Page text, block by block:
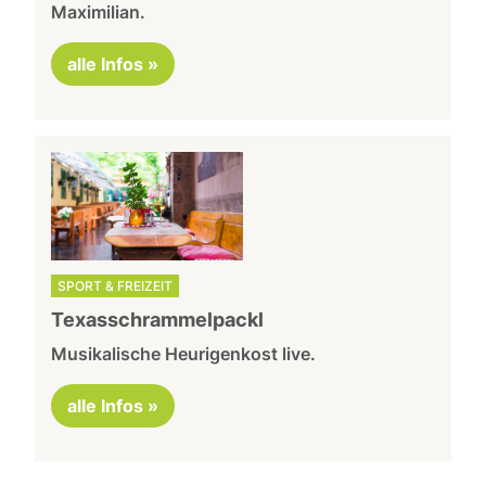
Maximilian.
alle Infos »
SPORT & FREIZEIT
Texasschrammelpackl
Musikalische Heurigenkost live.
alle Infos »